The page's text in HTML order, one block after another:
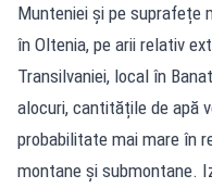
Munteniei și pe suprafețe
în Oltenia, pe arii relativ
Transilvaniei, local în
alocuri, cantitățile de apă
probabilitate mai mare în
montane și submontane.